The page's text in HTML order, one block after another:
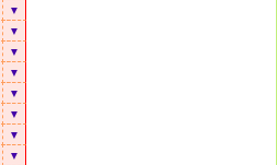
▼
▼
▼
▼
▼
▼
▼
▼